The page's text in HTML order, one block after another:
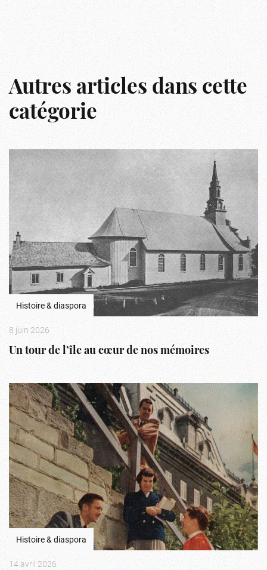
Autres articles dans cette
catégorie
Histoire & diaspora
8 juin 2026
Un tour de l’île au cœur de nos mémoires
Histoire & diaspora
14 avril 2026